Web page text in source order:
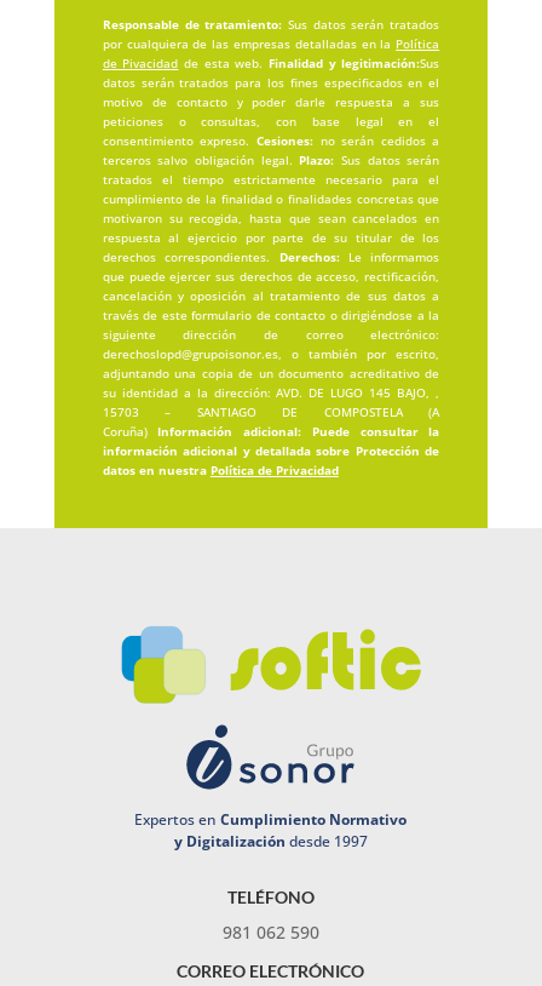
Responsable de tratamiento: Sus datos serán tratados
por cualquiera de las empresas detalladas en la Política
de Pivacidad de esta web. Finalidad y legitimación:Sus
datos serán tratados para los fines especificados en el
motivo de contacto y poder darle respuesta a sus
peticiones o consultas, con base legal en el
consentimiento expreso. Cesiones:no serán cedidos a
terceros salvo obligación legal. Plazo: Sus datos serán
tratados el tiempo estrictamente necesario para el
cumplimiento de la finalidad o finalidades concretas que
motivaron su recogida, hasta que sean cancelados en
respuesta al ejercicio por parte de su titular de los
derechos correspondientes.
Derechos:Le informamos
que puede ejercer sus derechos de acceso, rectificación,
cancelación y oposición al tratamiento de sus datos a
través de este formulario de contacto o dirigiéndose a la
siguiente dirección de correo electrónico:
derechoslopd@grupoisonor.es, o también por escrito,
adjuntando una copia de un documento acreditativo de
su identidad a la dirección: AVD. DE LUGO 145 BAJO, ,
15703 – SANTIAGO DE COMPOSTELA (A
Coruña)
Información adicional: Puede consultar la
información adicional y detallada sobre Protección de
datos en nuestra Política de Privacidad
Expertos enCumplimiento Normativo
y Digitalización desde 1997
TELÉFONO
981 062 590
CORREO ELECTRÓNICO